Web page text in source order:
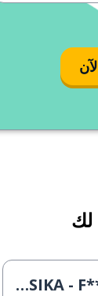
JESSIKA